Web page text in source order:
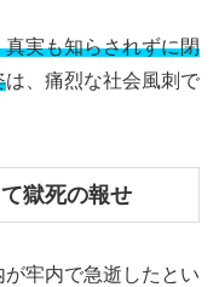
実も知らされずに閉
は、痛烈な社会風刺で
獄死の報せ
牢内で急逝したとい